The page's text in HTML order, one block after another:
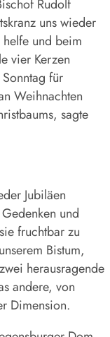
Rudolf
uns wieder
und beim
vier Kerzen
für
Weihnachten
sagte
Jubiläen
und
fruchtbar zu
Bistum,
herausragende
andere, von
Dimension.